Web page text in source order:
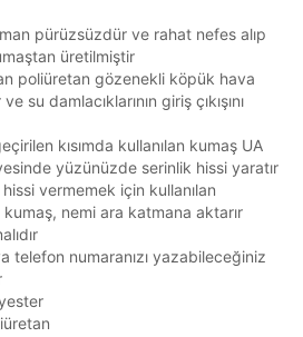
SEÇENEKLERİ
Kart Taksit
Maximum 6
Axess
Ziraat Bankası 4
QNB
pürüzsüzdür ve rahat nefes alıp
üretilmiştir
poliüretan gözenekli köpük hava
su damlacıklarının giriş çıkışını
kısımda kullanılan kumaş UA
yüzünüzde serinlik hissi yaratır
vermemek için kullanılan
nemi ara katmana aktarır
telefon numaranızı yazabileceğiniz
Mağazada Bul
TABLOSU
Bildirimi
geldiğindemail adresinize
göndereceğiz.
Of Use
ipsum
hakkında bilgi alabilmek için
bilgileri giriniz.
Bir küçük harf karakter
Bir büyük harf
ve kabul ediyorum:
Metni
Hüküm ve Koşullar
Kişisel verilerimin Doğuş
ve Aksesuar Ticaret A.Ş.
ileti gönderilmesi amacıyla
sn
Onay Kodu
için lütfen telefonunuza SMS
telefon numaranızı doğrulayın.
sn
Onay Kodu
için lütfen telefonunuza SMS
telefon numaranızı doğrulayın.